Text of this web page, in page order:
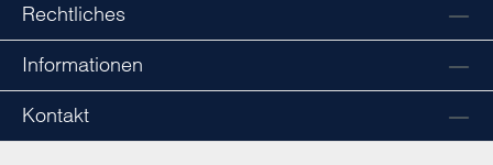
Rechtliches
Informationen
Kontakt